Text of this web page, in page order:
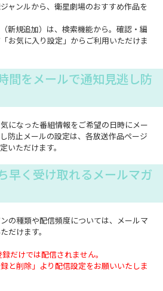
ャンルから、衛星劇場のおすすめ作品を
新規追加）は、検索機能から。確認・編
お気に入り設定」からご利用いただけま
間をメールで通知見逃し防
になった番組情報をご希望の日時にメー
防止メールの設定は、各放送作品ページ
いただけます。
早く受け取れるメールマガ
の種類や配信頻度については、メールマ
だけます。
だけでは配信されません。
と削除」より配信設定をお願いいたしま